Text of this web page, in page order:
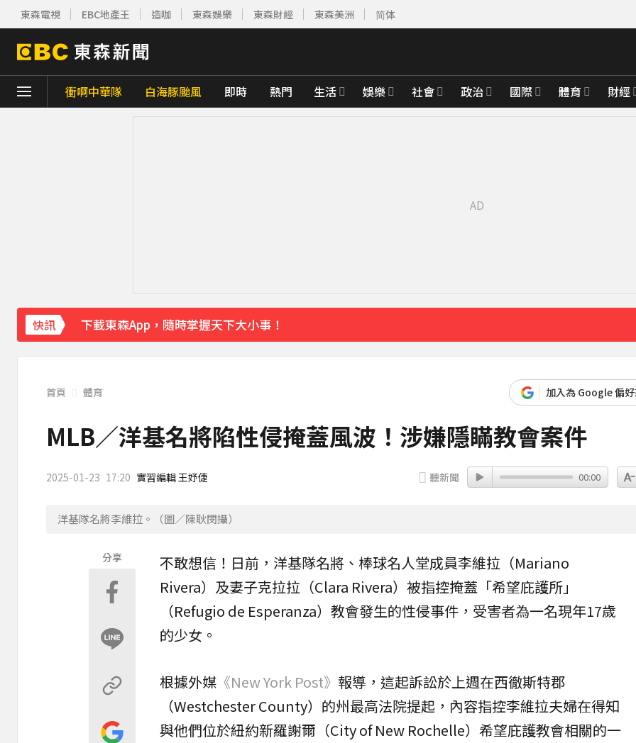
東森電視 EBC地產王 造咖 東森娛樂 東森財經 東森美洲 简体
衝啊中華隊 白海豚颱風 即時 熱門 生活 娛樂 社會 政治 國際 體育 財經
快訊
下載東森App，隨時掌握天下大小事！
《理財達人秀》X 安聯投信免費講座報名中！搶先卡位 2027
首頁 體育 加入為 Google 偏
MLB／洋基名將陷性侵掩蓋風波！涉嫌隱瞞教會案件
2025-01-23 17:20 實習編輯 王妤倢 聽新聞 00:00
洋基隊名將李維拉。（圖／陳耿閔攝）
分享 不敢想信！日前， 洋基隊名將、棒球名人堂成員李維拉 （Mariano
Rivera）及妻子克拉拉 （Clara Rivera）被指控掩蓋「希望庇護所」
（Refugio de Esperanza）教會發生的性侵事件，受害者為一名現年17歲
的少女。
根據外媒 《New York Post》 報導，這起訴訟於上週在西徹斯特郡
（Westchester County）的州最高法院提起，內容指控李維拉夫婦在得知
與他們位於紐約新羅謝爾（City of New Rochelle）希望庇護教會相關的一